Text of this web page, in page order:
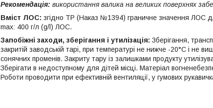
Рекомендація: використання валика на великих поверхнях
Вміст ЛОС: згідно ТР (Наказ №1394) граничне значення ЛОС
max: 400 г/л (g/l) ЛОС.
Запобіжні заходи, зберігання і утилізація: Зберігання,
закритій заводській тарі, при температурі не нижче -20°С і не
сонячних променів. Закриту тару із залишками продукту
Зберігати в недоступному для дітей місці. Матеріал
Роботи проводити при ефективній вентиляції, у гумових